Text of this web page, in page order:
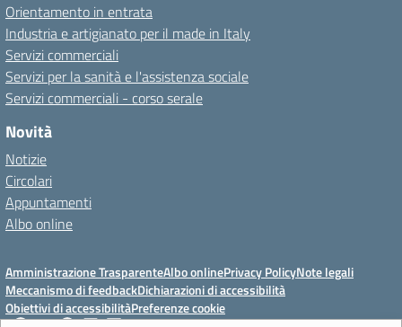
Orientamento in entrata
Industria e artigianato per il made in Italy
Servizi commerciali
Servizi per la sanità e l'assistenza sociale
Servizi commerciali - corso serale
Novità
Notizie
Circolari
Appuntamenti
Albo online
Amministrazione TrasparenteAlbo onlinePrivacy PolicyNote legali
Meccanismo di feedbackDichiarazioni di accessibilità
Obiettivi di accessibilitàPreferenze cookie